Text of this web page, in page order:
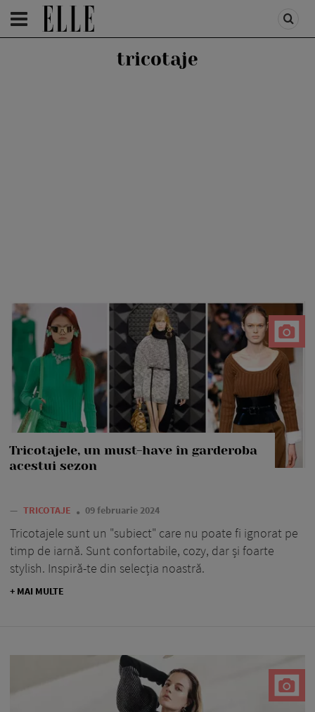
HOMEPAGE /FASHION
tricotaje
Tricotajele, un must-have în garderoba
acestui sezon
— TRICOTAJE 09 februarie 2024
Tricotajele sunt un "subiect" care nu poate fi ignorat pe
timp de iarnă. Sunt confortabile, cozy, dar și foarte
stylish. Inspiră-te din selecția noastră.
+ MAI MULTE